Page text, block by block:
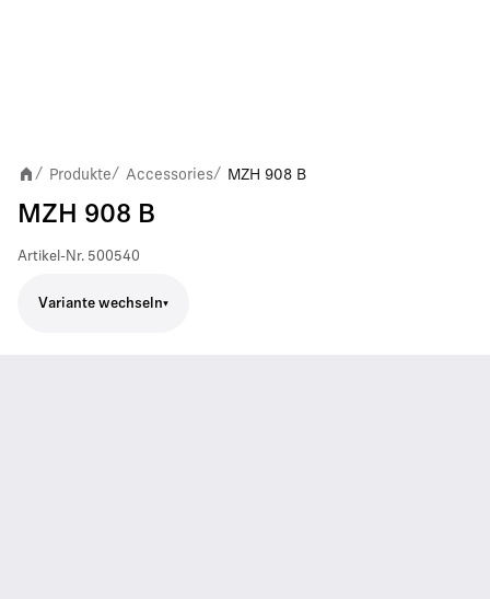
/ Produkte/ Accessories/ MZH 908 B
MZH 908 B
Artikel-Nr. 500540
Variante wechseln